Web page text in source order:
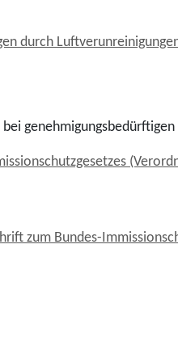
durch
genehmigungsbedürftigen
zum Bundes-